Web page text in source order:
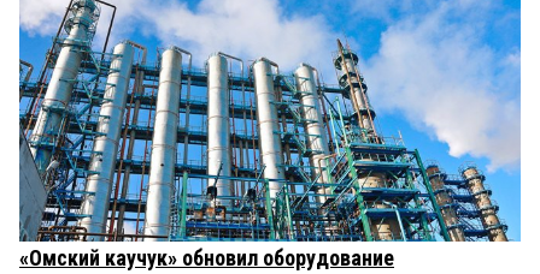
«Омский каучук» обновил оборудование